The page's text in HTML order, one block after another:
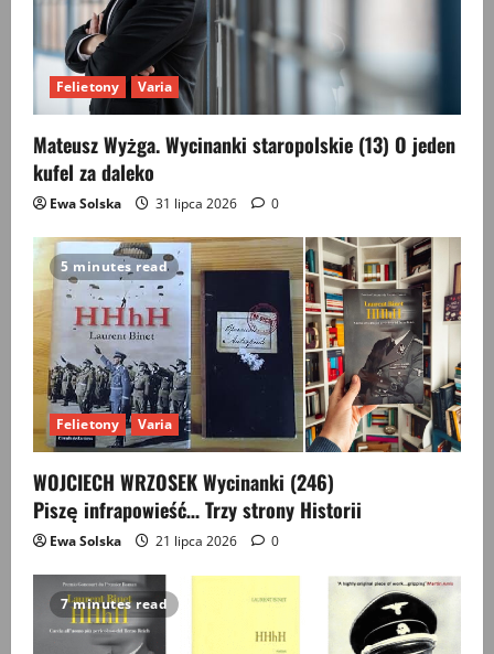
Felietony Varia
Mateusz Wyżga. Wycinanki staropolskie (13) O jeden
kufel za daleko
Ewa Solska 31 lipca 2026 0
5 minutes read
Felietony Varia
WOJCIECH WRZOSEK Wycinanki (246)
Piszę infrapowieść… Trzy strony Historii
Ewa Solska 21 lipca 2026 0
7 minutes read